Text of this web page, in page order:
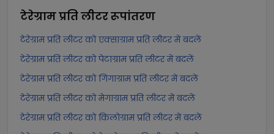
टेरेग्राम प्रति लीटररूपांतरण
टेरेग्राम प्रति लीटर को एक्साग्राम प्रति लीटर में बदलें
टेरेग्राम प्रति लीटर को पेटाग्राम प्रति लीटर में बदलें
टेरेग्राम प्रति लीटर को गिगाग्राम प्रति लीटर में बदलें
टेरेग्राम प्रति लीटर को मेगाग्राम प्रति लीटर में बदलें
टेरेग्राम प्रति लीटर को किलोग्राम प्रति लीटर में बदलें